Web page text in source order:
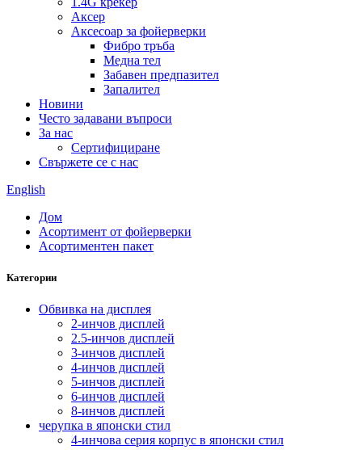
Аксер
Аксесоар за фойерверки
Фибро тръба
Медна тел
Забавен предпазител
Запалител
Новини
Често задавани въпроси
За нас
Сертифициране
Свържете се с нас
English
Дом
Асортимент от фойерверки
Асортиментен пакет
Категории
Обвивка на дисплея
2-инчов дисплей
2.5-инчов дисплей
3-инчов дисплей
4-инчов дисплей
5-инчов дисплей
6-инчов дисплей
8-инчов дисплей
черупка в японски стил
4-инчова серия корпус в японски стил